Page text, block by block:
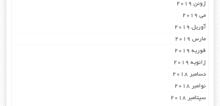
ژوئن 2019
می 2019
آوریل 2019
مارس 2019
فوریه 2019
ژانویه 2019
دسامبر 2018
نوامبر 2018
سپتامبر 2018